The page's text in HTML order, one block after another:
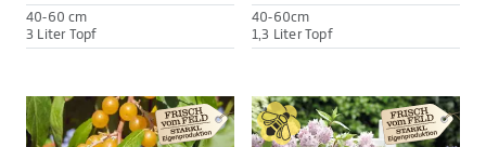
40-60 cm
3 Liter Topf
40-60cm
1,3 Liter Topf